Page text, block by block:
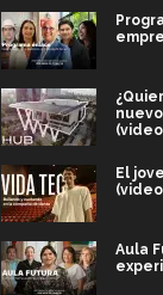
El
Aula